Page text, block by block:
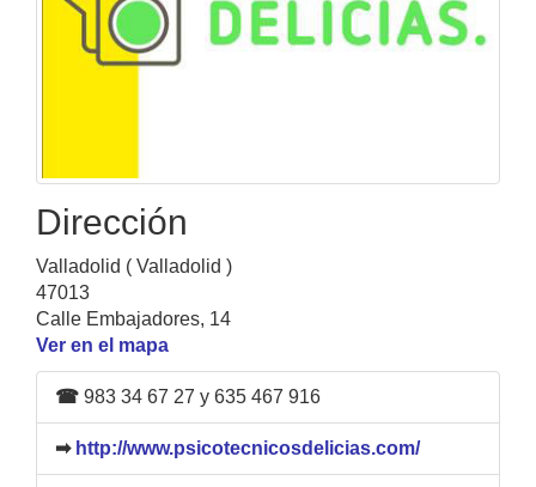
Dirección
Valladolid ( Valladolid )
47013
Calle Embajadores, 14
Ver en el mapa
☎ 983 34 67 27 y 635 467 916
➡ http://www.psicotecnicosdelicias.com/